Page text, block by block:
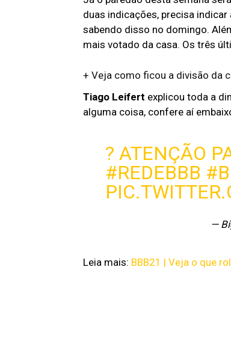
duas indicações, precisa indicar
sabendo disso no domingo.
mais votado da casa. Os três
+ Veja como ficou a divisão da
Tiago Leifert explicou toda a
alguma coisa, confere aí
? ATENÇÃO
#REDEBBB
—
Leia mais: BBB21 | Veja o que